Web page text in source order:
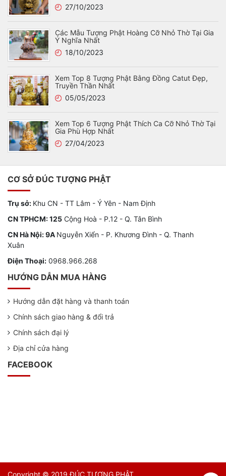
27/10/2023
Các Mẫu Tượng Phật Hoàng Cỡ Nhỏ Thờ Tại Gia
Ý Nghĩa Nhất
18/10/2023
Xem Top 8 Tượng Phật Bằng Đồng Catut Đẹp,
Truyền Thần Nhất
05/05/2023
Xem Top 6 Tượng Phật Thích Ca Cỡ Nhỏ Thờ Tại
Gia Phù Hợp Nhất
27/04/2023
CƠ SỞ ĐÚC TƯỢNG PHẬT
Trụ sở: Khu CN - TT Lâm - Ý Yên - Nam Định
CN TPHCM: 125 Cộng Hoà - P.12 - Q. Tân Bình
CN Hà Nội: 9A Nguyễn Xiển - P. Khương Đình - Q. Thanh
Xuân
Điện Thoại: 0968.966.268
HƯỚNG DẪN MUA HÀNG
Hướng dẫn đặt hàng và thanh toán
Chính sách giao hàng & đổi trả
Chính sách đại lý
Địa chỉ cửa hàng
FACEBOOK